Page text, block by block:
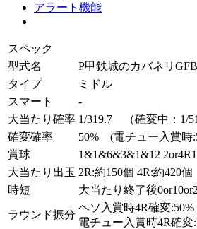
アラート機能
スペック
型式名
P甲鉄城のカバネリGFB
タイプ
ミドル
スマート
-
大当たり確率 1/319.7 （確変中：1/
確変確率
50% (電チュー入賞時
賞球
1&1&6&3&1&12
大当たり出玉 2R:約150個 4R:約420個
時短
大当たり終了後
ラウンド振分
ヘソ入賞時4R確変:50%
電チュー入賞時4R確変